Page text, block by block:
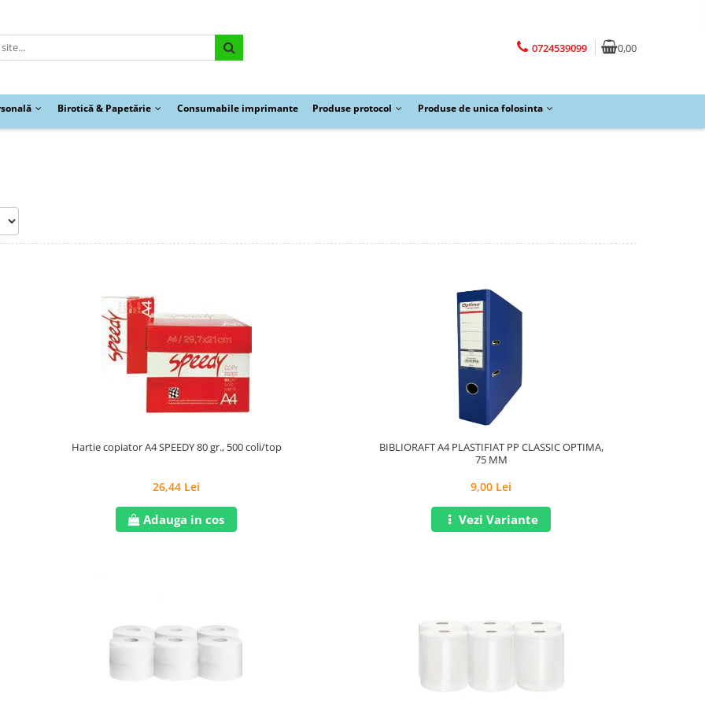
0724539099 0,00
Birotică & Papetărie Consumabile imprimante Produse protocol Produse de unica folosinta
Hartie copiator A4 SPEEDY 80 gr., 500 coli/top
26,44 Lei
Adauga in cos
BIBLIORAFT A4 PLASTIFIAT PP CLASSIC OPTIMA,
75 MM
9,00 Lei
Vezi Variante